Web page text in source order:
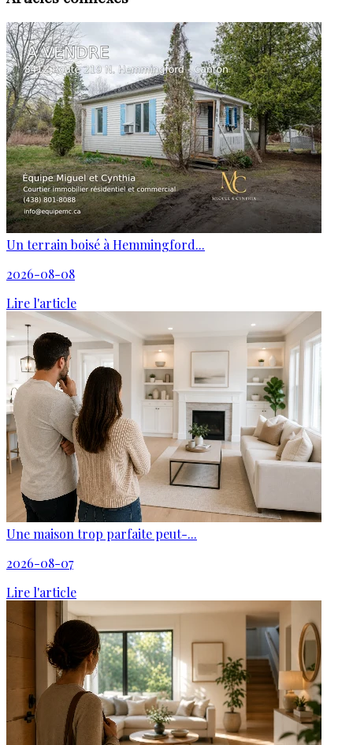
Un terrain boisé à Hemmingford...
2026-08-08
Lire l'article
Une maison trop parfaite peut-...
2026-08-07
Lire l'article